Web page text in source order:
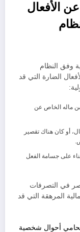
الأفعال
وفق النظام
الضارة التي قد
ماله الخاص عن
أو كان هناك تقصير
على جسامة الفعل
في التصرفات
المرهقة التي قد
أحوال شخصية